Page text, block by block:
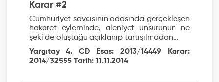
Karar #2
Cumhuriyet savcısının odasında gerçekleşen
hakaret eyleminde, aleniyet unsurunun ne
şekilde oluştuğu açıklanıp tartışılmadan...
Yargıtay 4. CD Esas: 2013/14449 Karar:
2014/32555 Tarih: 11.11.2014